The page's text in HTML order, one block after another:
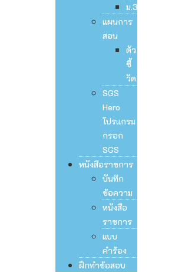
ม.3
แผนการ
สอน
ตัว
ชี้
วัด
SGS
Hero
โปรแกรม
กรอก
SGS
หนังสือราชการ
บันทึก
ข้อความ
หนังสือ
ราชการ
แบบ
คำร้อง
ฝึกทำข้อสอบ